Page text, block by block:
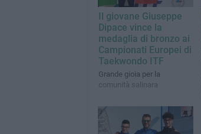
Il giovane Giuseppe
Dipace vince la
medaglia di bronzo ai
Campionati Europei di
Taekwondo ITF
Grande gioia per la
comunità salinara